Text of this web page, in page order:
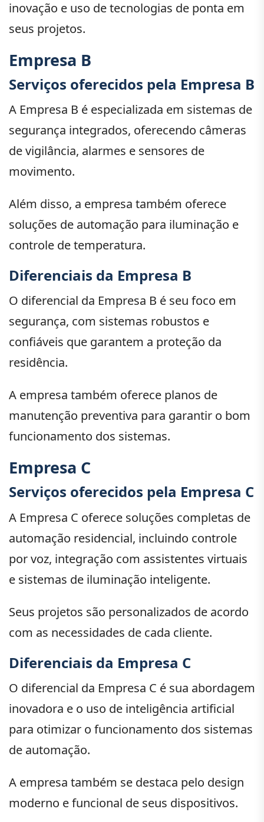
inovação e uso de tecnologias de ponta em
seus projetos.
Empresa B
Serviços oferecidos pela Empresa B
A Empresa B é especializada em sistemas de
segurança integrados, oferecendo câmeras
de vigilância, alarmes e sensores de
movimento.
Além disso, a empresa também oferece
soluções de automação para iluminação e
controle de temperatura.
Diferenciais da Empresa B
O diferencial da Empresa B é seu foco em
segurança, com sistemas robustos e
confiáveis que garantem a proteção da
residência.
A empresa também oferece planos de
manutenção preventiva para garantir o bom
funcionamento dos sistemas.
Empresa C
Serviços oferecidos pela Empresa C
A Empresa C oferece soluções completas de
automação residencial, incluindo controle
por voz, integração com assistentes virtuais
e sistemas de iluminação inteligente.
Seus projetos são personalizados de acordo
com as necessidades de cada cliente.
Diferenciais da Empresa C
O diferencial da Empresa C é sua abordagem
inovadora e o uso de inteligência artificial
para otimizar o funcionamento dos sistemas
de automação.
A empresa também se destaca pelo design
moderno e funcional de seus dispositivos.